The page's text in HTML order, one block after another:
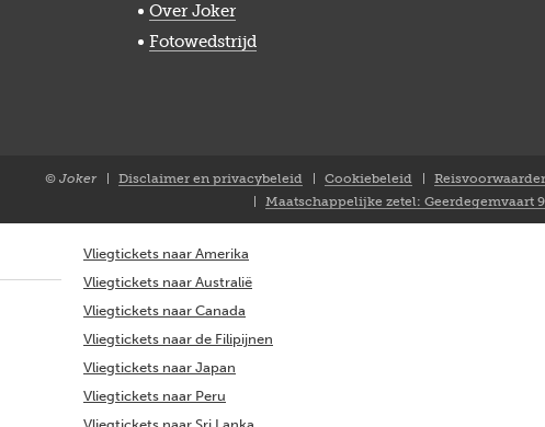
Over Joker
Fotowedstrijd
© Joker
Disclaimer en privacybeleid Cookiebeleid
Maatschappelijke zetel: Geerdegemvaart
Vliegtickets naar Amerika
Vliegtickets naar Australië
Vliegtickets naar Canada
Vliegtickets naar de Filipijnen
Vliegtickets naar Japan
Vliegtickets naar Peru